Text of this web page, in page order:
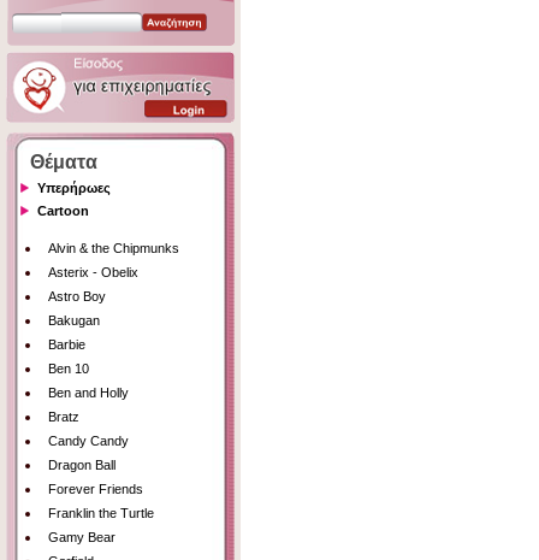
Θέματα
Υπερήρωες
Cartoon
Alvin & the Chipmunks
Asterix - Obelix
Astro Boy
Bakugan
Barbie
Ben 10
Ben and Holly
Bratz
Candy Candy
Dragon Ball
Forever Friends
Franklin the Turtle
Gamy Bear